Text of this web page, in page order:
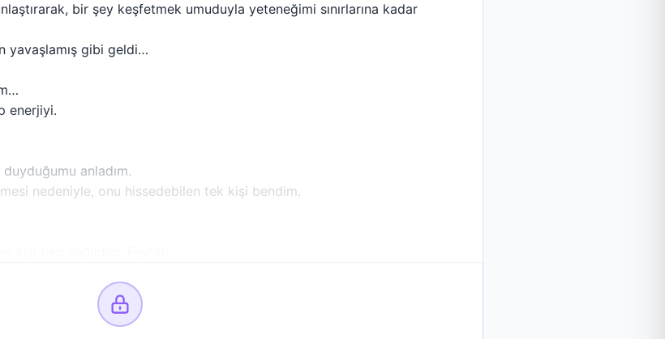
bir şey keşfetmek umuduyla yeteneğimi sınırlarına kadar
yavaşlamış gibi geldi…
enerjiyi.
anladım.
nedeniyle, onu hissedebilen tek kişi bendim.